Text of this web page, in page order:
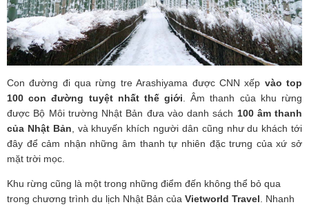
Con đường đi qua rừng tre Arashiyama được CNN xếp vào top
100 con đường tuyệt nhất thế giới . Âm thanh của khu rừng
được Bộ Môi trường Nhật Bản đưa vào danh sách 100 âm thanh
của Nhật Bản , và khuyến khích người dân cũng như du khách tới
đây để cảm nhận những âm thanh tự nhiên đặc trưng của xứ sở
mặt trời mọc.
Khu rừng cũng là một trong những điểm đến không thể bỏ qua
trong chương trình du lịch Nhật Bản của Vietworld Travel . Nhanh